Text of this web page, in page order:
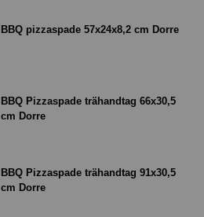
BBQ pizzaspade 57x24x8,2 cm Dorre
BBQ Pizzaspade trähandtag 66x30,5
cm Dorre
BBQ Pizzaspade trähandtag 91x30,5
cm Dorre